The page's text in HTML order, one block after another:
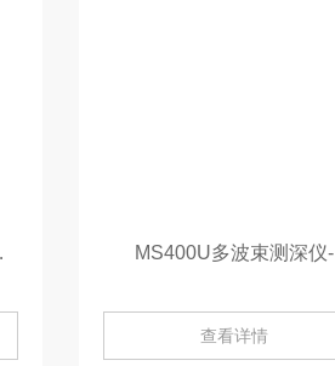
统- MS400U多波束测深仪-
查看详情